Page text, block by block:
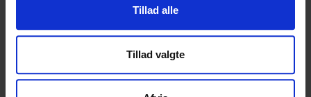
Tillad alle
Tillad valgte